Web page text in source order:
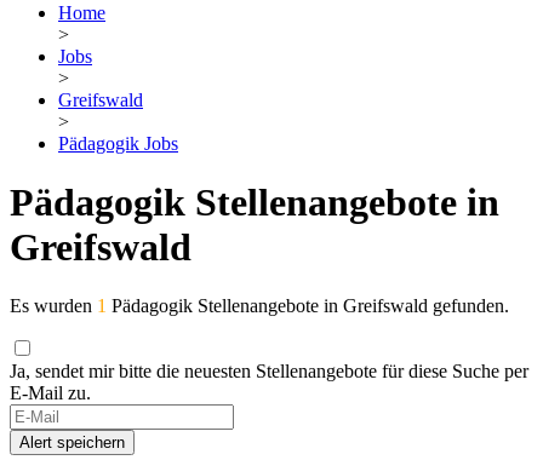
Home
>
Jobs
>
Greifswald
>
Pädagogik Jobs
Pädagogik Stellenangebote in
Greifswald
Es wurden 1 Pädagogik Stellenangebote in Greifswald gefunden.
Ja, sendet mir bitte die neuesten Stellenangebote für diese Suche per
E-Mail zu.
Alert speichern